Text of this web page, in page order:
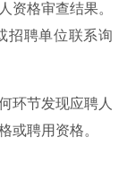
资格审查结果。
招聘单位联系询
环节发现应聘人
或聘用资格。